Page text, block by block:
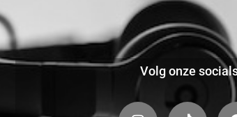
Volg onze